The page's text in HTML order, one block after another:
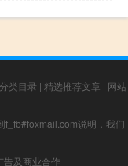
类目录 | 精选推荐文章 | 网站
f_fb#foxmail.com说明，我们
告及商业合作